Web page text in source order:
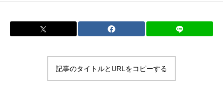
記事のタイトルとURLをコピーする